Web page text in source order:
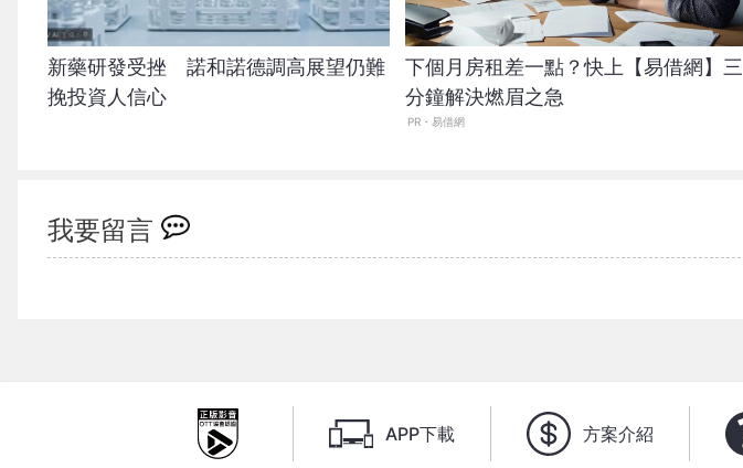
新藥研發受挫 諾和諾德調高展望仍難
挽投資人信心
下個月房租差一點？快上【易借網】三
分鐘解決燃眉之急
PR・易借網
我要留言
APP下載 方案介紹